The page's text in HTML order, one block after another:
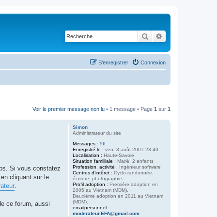
Rechercher
Connexion
S’enregistrer
Voir le premier message non lu • 1 message • Page 1 sur 1
Simon
Administrateur du site
Messages : 56
Enregistré le : ven. 3 août 2007 23:40
Localisation : Haute-Savoie
Situation familliale : Marié, 2 enfants
Profession, activité : Ingénieur software
Centres d'intêret : Cyclo-randonnée,
écriture, photographie,
Profil adoption : Première adoption en
2005 au Vietnam (MDM).
Deuxième adoption en 2011 au Vietnam
(MDM).
emailpersonnel :
moderateur.EFA@gmail.com
Si vous constatez
cliquant sur le
ce forum, aussi